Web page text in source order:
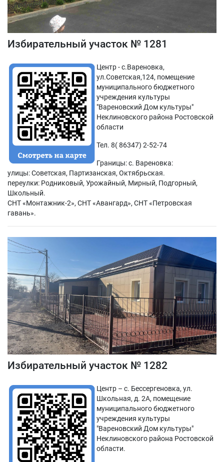
Избирательный участок № 1281
Центр - с.Вареновка,
ул.Советская,124, помещение
муниципального бюджетного
учреждения культуры
"Вареновский Дом культуры"
Неклиновского района Ростовской
области
Тел. 8( 86347) 2-52-74
Границы: с. Вареновка:
улицы: Советская, Партизанская, Октябрьская.
переулки: Родниковый, Урожайный, Мирный, Подгорный,
Школьный.
СНТ «Монтажник-2», СНТ «Авангард», СНТ «Петровская
гавань».
Избирательный участок № 1282
Центр – с. Бессергеновка, ул.
Школьная, д. 2А, помещение
муниципального бюджетного
учреждения культуры
"Вареновский Дом культуры"
Неклиновского района Ростовской
области.